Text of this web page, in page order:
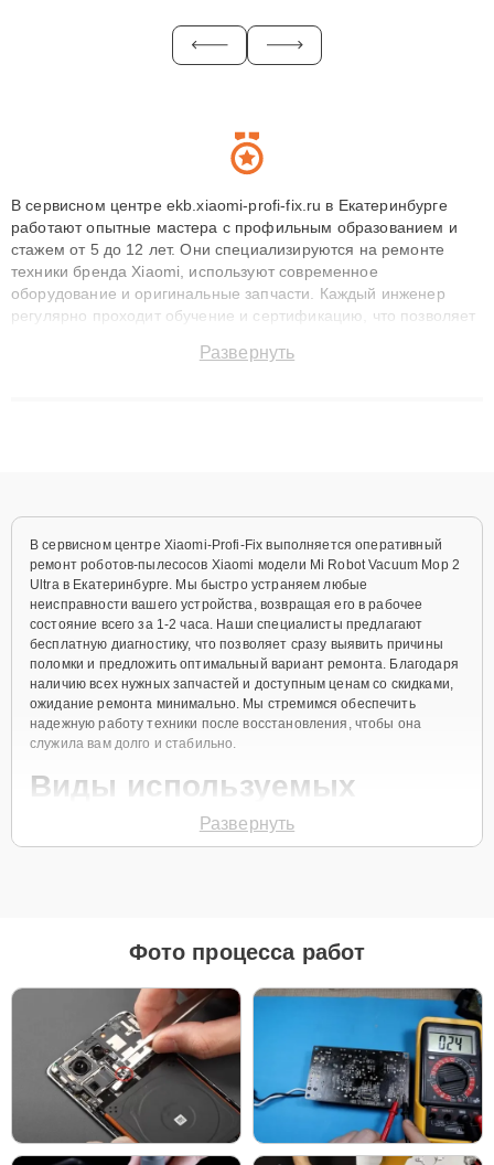
В сервисном центре ekb.xiaomi-profi-fix.ru в Екатеринбурге
работают опытные мастера с профильным образованием и
стажем от 5 до 12 лет. Они специализируются на ремонте
техники бренда Xiaomi, используют современное
оборудование и оригинальные запчасти. Каждый инженер
регулярно проходит обучение и сертификацию, что позволяет
технику с сохранением гарантии до 3 лет. Наши мастера
Развернуть
В сервисном центре Xiaomi-Profi-Fix выполняется оперативный
ремонт роботов-пылесосов Xiaomi модели Mi Robot Vacuum Mop 2
Ultra в Екатеринбурге. Мы быстро устраняем любые
неисправности вашего устройства, возвращая его в рабочее
состояние всего за 1-2 часа. Наши специалисты предлагают
бесплатную диагностику, что позволяет сразу выявить причины
поломки и предложить оптимальный вариант ремонта. Благодаря
наличию всех нужных запчастей и доступным ценам со скидками,
ожидание ремонта минимально. Мы стремимся обеспечить
надежную работу техники после восстановления, чтобы она
служила вам долго и стабильно.
Виды используемых
и предпочтений.
Для новых устройств, которые планируется
использовать на долгий срок, лучшим выбором
станут оригинальные запчасти, так как они
обеспечат полную совместимость и долгий срок
службы.
Если вы планируете обновить устройство в
ближайшее время, установка качественного
Развернуть
Фото процесса работ